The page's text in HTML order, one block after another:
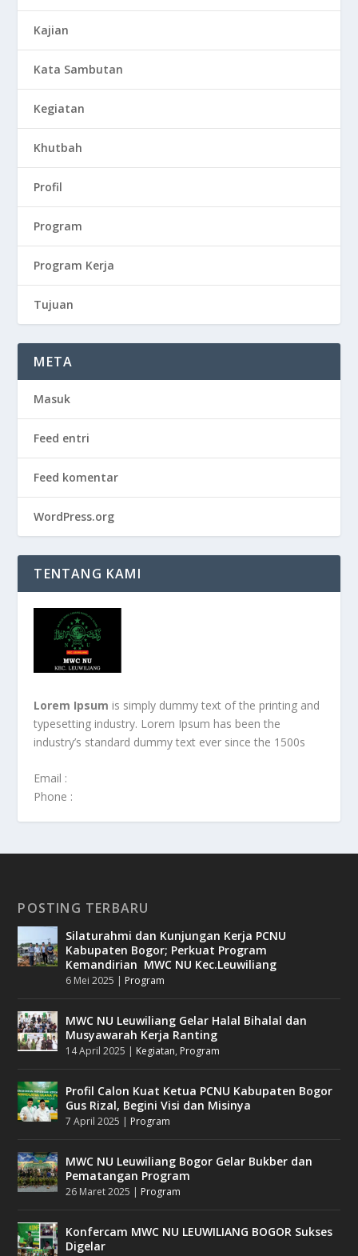
Kajian
Kata Sambutan
Kegiatan
Khutbah
Profil
Program
Program Kerja
Tujuan
META
Masuk
Feed entri
Feed komentar
WordPress.org
TENTANG KAMI
Lorem Ipsum is simply dummy text of the printing and
typesetting industry. Lorem Ipsum has been the
industry’s standard dummy text ever since the 1500s
Email :
Phone :
POSTING TERBARU
Silaturahmi dan Kunjungan Kerja PCNU
Kabupaten Bogor; Perkuat Program
Kemandirian MWC NU Kec.Leuwiliang
6 Mei 2025 | Program
MWC NU Leuwiliang Gelar Halal Bihalal dan
Musyawarah Kerja Ranting
14 April 2025 | Kegiatan, Program
Profil Calon Kuat Ketua PCNU Kabupaten Bogor
Gus Rizal, Begini Visi dan Misinya
7 April 2025 | Program
MWC NU Leuwiliang Bogor Gelar Bukber dan
Pematangan Program
26 Maret 2025 | Program
Konfercam MWC NU LEUWILIANG BOGOR Sukses
Digelar